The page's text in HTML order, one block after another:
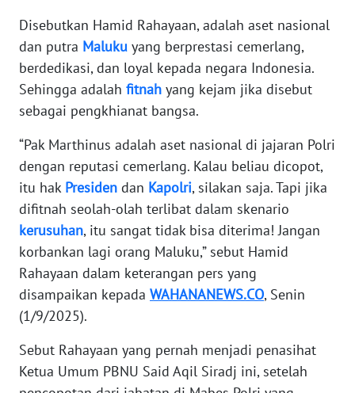
Disebutkan Hamid Rahayaan, adalah aset nasional
dan putra Maluku yang berprestasi cemerlang,
berdedikasi, dan loyal kepada negara Indonesia.
Sehingga adalah fitnah yang kejam jika disebut
sebagai pengkhianat bangsa.
“Pak Marthinus adalah aset nasional di jajaran Polri
dengan reputasi cemerlang. Kalau beliau dicopot,
itu hak Presiden dan Kapolri, silakan saja. Tapi jika
difitnah seolah-olah terlibat dalam skenario
kerusuhan, itu sangat tidak bisa diterima! Jangan
korbankan lagi orang Maluku,” sebut Hamid
Rahayaan dalam keterangan pers yang
disampaikan kepada WAHANANEWS.CO, Senin
(1/9/2025).
Sebut Rahayaan yang pernah menjadi penasihat
Ketua Umum PBNU Said Aqil Siradj ini, setelah
DISCLAIMER
News
Regional
WN
SUMUT
WN
JAKARTA
WN
JABAR
WN
BANTEN